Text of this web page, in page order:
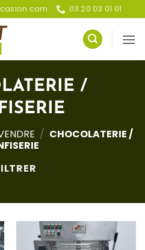
03 20 03 01 01
/
/ CHOCOLATERIE /